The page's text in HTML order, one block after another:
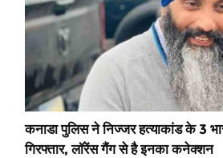
कनाडा पुलिस ने निज्जर हत्याकांड के 3
गिरफ्तार, लॉरेंस गैंग से है इनका कनेक्शन